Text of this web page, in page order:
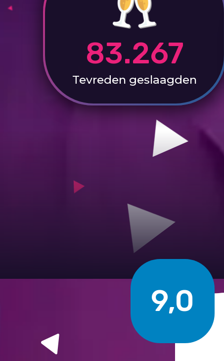
83.267
Tevreden geslaagden
9,0